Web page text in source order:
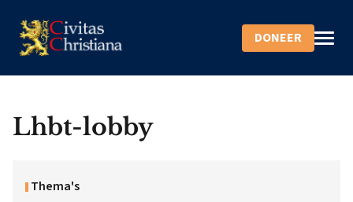
DONEER
Lhbt-lobby
Thema's